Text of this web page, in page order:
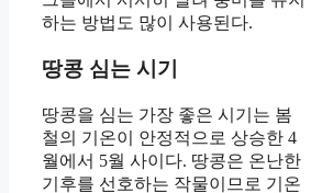
하는 방법도 많이 사용된다.
땅콩 심는 시기
땅콩을 심는 가장 좋은 시기는 봄
철의 기온이 안정적으로 상승한 4
월에서 5월 사이다. 땅콩은 온난한
기후를 선호하는 작물이므로 기온